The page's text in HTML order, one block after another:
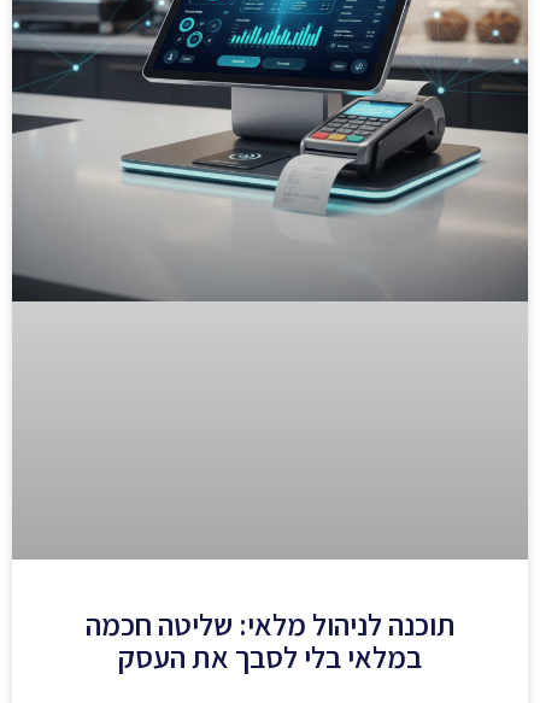
תוכנה לניהול מלאי: שליטה חכמה
במלאי בלי לסבך את העסק